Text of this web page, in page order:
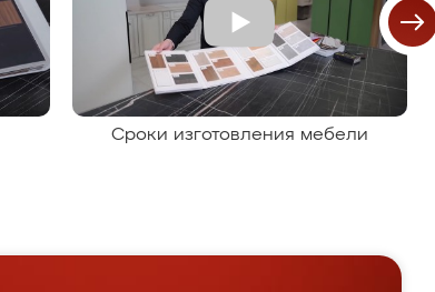
Сроки изготовления мебели